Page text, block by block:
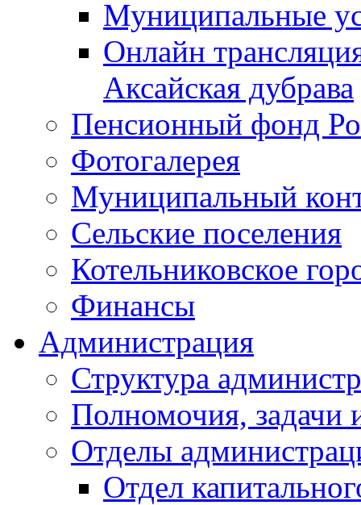
Муниципальные
Онлайн
Аксайская дубрава
Пенсионный фонд
Фотогалерея
Муниципальный
Сельские поселения
Котельниковское
Финансы
Администрация
Структура
Полномочия, задачи
Отделы
Отдел